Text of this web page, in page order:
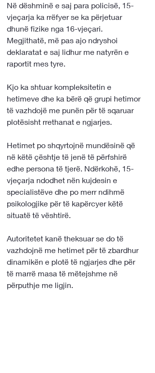
Në dëshminë e saj para policisë, 15-
vjeçarja ka rrëfyer se ka përjetuar
dhunë fizike nga 16-vjeçari.
Megjithatë, më pas ajo ndryshoi
deklaratat e saj lidhur me natyrën e
raportit mes tyre.
Kjo ka shtuar kompleksitetin e
hetimeve dhe ka bërë që grupi hetimor
të vazhdojë me punën për të sqaruar
plotësisht rrethanat e ngjarjes.
Hetimet po shqyrtojnë mundësinë që
në këtë çështje të jenë të përfshirë
edhe persona të tjerë. Ndërkohë, 15-
vjeçarja ndodhet nën kujdesin e
specialistëve dhe po merr ndihmë
psikologjike për të kapërcyer këtë
situatë të vështirë.
Autoritetet kanë theksuar se do të
vazhdojnë me hetimet për të zbardhur
dinamikën e plotë të ngjarjes dhe për
të marrë masa të mëtejshme në
përputhje me ligjin.